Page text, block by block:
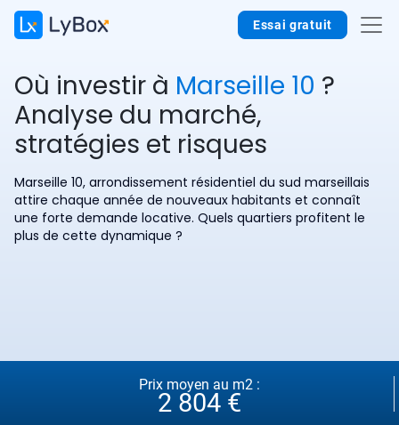
Essai gratuit
Où investir à Marseille 10 ?
Analyse du marché,
stratégies et risques
Marseille 10, arrondissement résidentiel du sud marseillais
attire chaque année de nouveaux habitants et connaît
une forte demande locative. Quels quartiers profitent le
plus de cette dynamique ?
Prix moyen au m2 :
2 804 €